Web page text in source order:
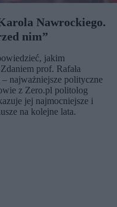
Nawrockiego.
nim”
jakim
prof. Rafała
najważniejsze polityczne
z Zero.pl politolog
jej najmocniejsze i
na kolejne lata.